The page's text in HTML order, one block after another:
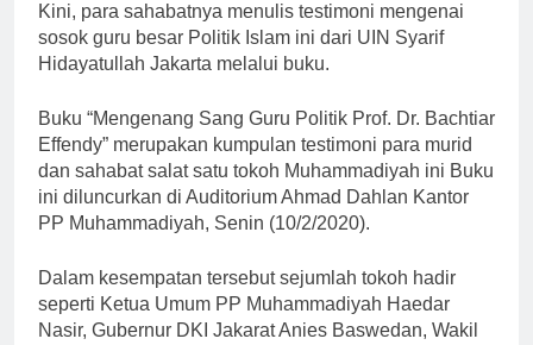
Kini, para sahabatnya menulis testimoni mengenai
sosok guru besar Politik Islam ini dari UIN Syarif
Hidayatullah Jakarta melalui buku.
Buku “Mengenang Sang Guru Politik Prof. Dr. Bachtiar
Effendy” merupakan kumpulan testimoni para murid
dan sahabat salat satu tokoh Muhammadiyah ini Buku
ini diluncurkan di Auditorium Ahmad Dahlan Kantor
PP Muhammadiyah, Senin (10/2/2020).
Dalam kesempatan tersebut sejumlah tokoh hadir
seperti Ketua Umum PP Muhammadiyah Haedar
Nasir, Gubernur DKI Jakarat Anies Baswedan, Wakil